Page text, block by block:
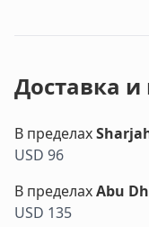
Доставка и
В пределах
USD 96
В пределахAbu
USD 135